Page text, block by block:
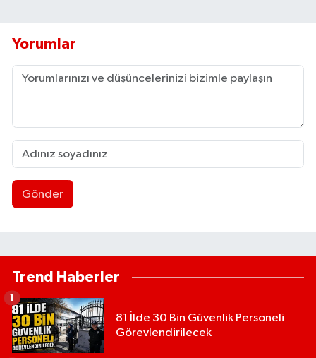
Yorumlar
Gönder
Trend Haberler
81 İlde 30 Bin Güvenlik Personeli
Görevlendirilecek
1